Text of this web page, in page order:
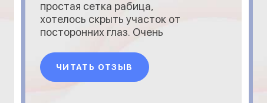
простая сетка рабица,
хотелось скрыть участок от
посторонних глаз. Очень
компанией, которая взяла бы
на себя все вопросы по
подбору материала и
ЧИТАТЬ ОТЗЫВ